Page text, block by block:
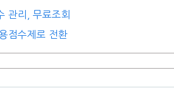
관리, 무료조회
점수제로 전환